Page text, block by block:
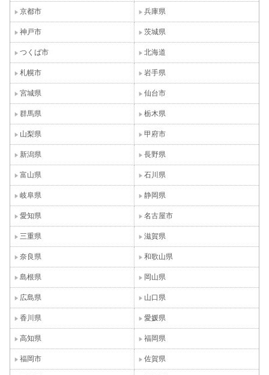
京都市 兵庫県
神戸市 茨城県
つくば市 北海道
札幌市 岩手県
宮城県 仙台市
群馬県 栃木県
山梨県 甲府市
新潟県 長野県
富山県 石川県
岐阜県 静岡県
愛知県 名古屋市
三重県 滋賀県
奈良県 和歌山県
島根県 岡山県
広島県 山口県
香川県 愛媛県
高知県 福岡県
福岡市 佐賀県